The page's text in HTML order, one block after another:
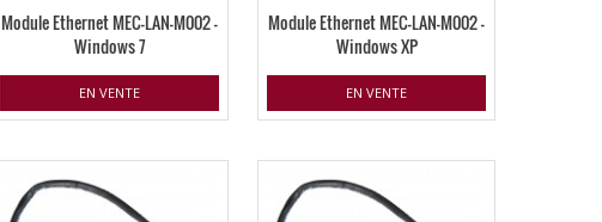
Module Ethernet MEC-LAN-M002 –
Windows 7
EN VENTE
Module Ethernet MEC-LAN-M002 –
Windows XP
EN VENTE